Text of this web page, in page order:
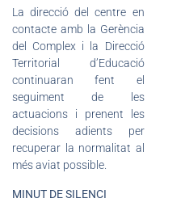
La direcció del centre en
contacte amb la Gerència
del Complex i la Direcció
Territorial d’Educació
continuaran fent el
seguiment de les
actuacions i prenent les
decisions adients per
recuperar la normalitat al
més aviat possible.
MINUT DE SILENCI